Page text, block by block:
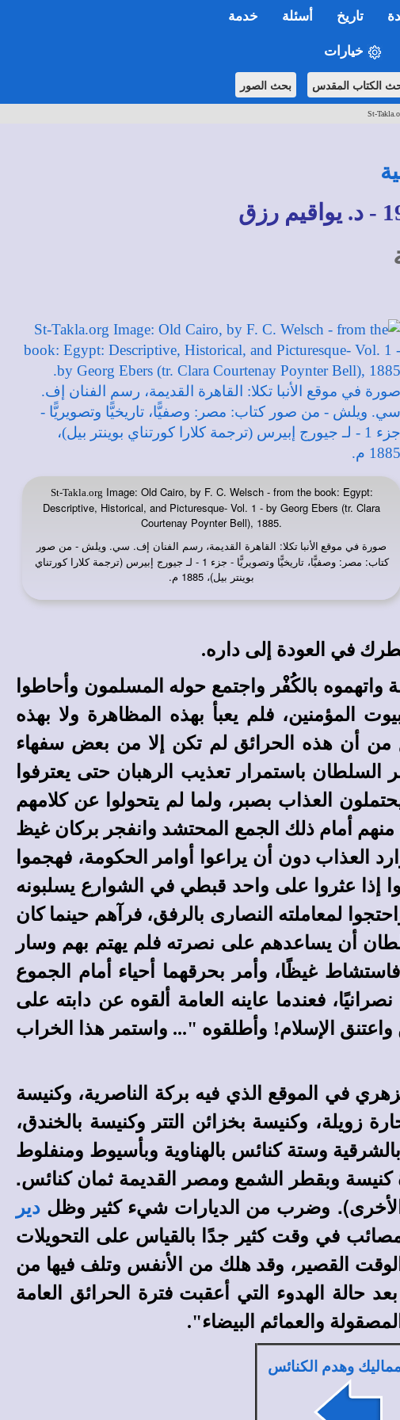
تاريخ أسئلة خدمة
خيارات
الكتاب المقدس بحث الصور
St-
St-Takla.org Image: Old Cairo, by F. C. Welsch - from the book: Egypt:
Descriptive, Historical, and Picturesque- Vol. 1 - by Georg Ebers (tr. Clara
Courtenay Poynter Bell), 1885.
صورة في موقع الأنبا تكلا: القاهرة القديمة، رسم الفنان إف. سي. ويلش - من صور
كتاب: مصر: وصفيًّا، تاريخيًّا وتصويريًّا - جزء 1 - لـ جيورج إبيرس (ترجمة كلارا كورتناي
بوينتر بيل)، 1885 م.
في العودة إلى داره.
بالكُفْر واجتمع حوله المسلمون وأحاطوا
المؤمنين، فلم يعبأ بهذه المظاهرة ولا بهذه
من أن هذه الحرائق لم تكن إلا من بعض سفهاء
السلطان باستمرار تعذيب الرهبان حتى يعترفوا
العذاب بصبر، ولما لم يتحولوا عن كلامهم
أمام ذلك الجمع المحتشد وانفجر بركان غيظ
العذاب دون أن يراعوا أوامر الحكومة، فهجموا
إذا عثروا على واحد قبطي في الشوارع يسلبونه
لمعاملته النصارى بالرفق، فرآهم حينما كان
أن يساعدهم على نصرته فلم يهتم بهم وسار
غيظًا، وأمر بحرقهما أحياء أمام الجموع
فعندما عاينه العامة ألقوه عن دابته على
واعتنق الإسلام! وأطلقوه "... واستمر هذا الخراب
في الموقع الذي فيه بركة الناصرية، وكنيسة
زويلة، وكنيسة بخزائن التتر وكنيسة بالخندق،
وستة كنائس بالهناوية وبأسيوط ومنفلوط
كنيسة وبقطر الشمع ومصر القديمة ثمان كنائس.
وضرب من الديارات شيء كثير وظل دير
في وقت كثير جدًا بالقياس على التحويلات
الوقت القصير، وقد هلك من الأنفس وتلف فيها من
حالة الهدوء التي أعقبت فترة الحرائق العامة
والعمائم البيضاء".